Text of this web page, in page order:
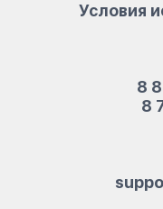
8
8
Условия